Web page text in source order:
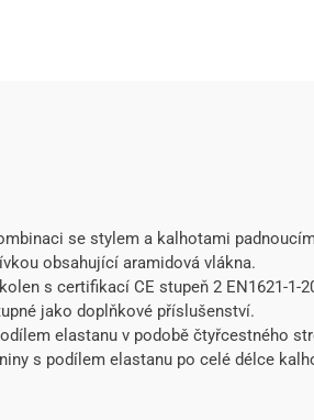
se stylem a kalhotami
obsahující aramidová vlákna.
s certifikací CE stupeň 2 EN1621-1-
jako doplňkové příslušenství.
elastanu v podobě čtyřcestného
s podílem elastanu po celé délce